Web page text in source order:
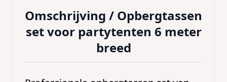
Omschrijving / Opbergtassen
set voor partytenten 6 meter
breed